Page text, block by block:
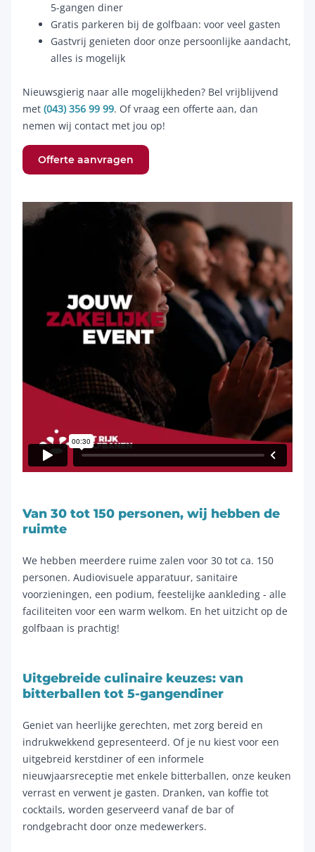
5-gangen diner
Gratis parkeren bij de golfbaan: voor veel gasten
Gastvrij genieten door onze persoonlijke aandacht,
alles is mogelijk
Nieuwsgierig naar alle mogelijkheden? Bel vrijblijvend
met (043) 356 99 99. Of vraag een offerte aan, dan
nemen wij contact met jou op!
Offerte aanvragen
Van 30 tot 150 personen, wij hebben de
ruimte
We hebben meerdere ruime zalen voor 30 tot ca. 150
personen. Audiovisuele apparatuur, sanitaire
voorzieningen, een podium, feestelijke aankleding - alle
faciliteiten voor een warm welkom. En het uitzicht op de
golfbaan is prachtig!
Uitgebreide culinaire keuzes: van
bitterballen tot 5-gangendiner
Geniet van heerlijke gerechten, met zorg bereid en
indrukwekkend gepresenteerd. Of je nu kiest voor een
uitgebreid kerstdiner of een informele
nieuwjaarsreceptie met enkele bitterballen, onze keuken
verrast en verwent je gasten. Dranken, van koffie tot
cocktails, worden geserveerd vanaf de bar of
rondgebracht door onze medewerkers.